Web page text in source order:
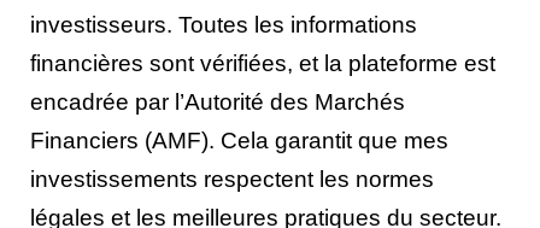
investisseurs. Toutes les informations
financières sont vérifiées, et la plateforme est
encadrée par l’Autorité des Marchés
Financiers (AMF). Cela garantit que mes
investissements respectent les normes
légales et les meilleures pratiques du secteur.